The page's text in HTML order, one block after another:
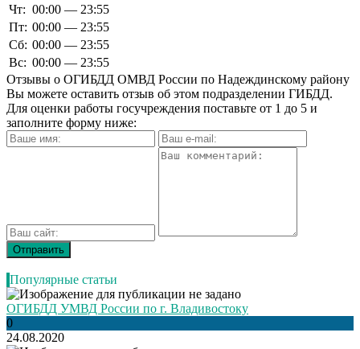
Чт: 00:00 — 23:55
Пт: 00:00 — 23:55
Сб: 00:00 — 23:55
Вс: 00:00 — 23:55
Отзывы о ОГИБДД ОМВД России по Надеждинскому району
Вы можете оставить отзыв об этом подразделении ГИБДД.
Для оценки работы госучреждения поставьте от 1 до 5 и
заполните форму ниже:
Популярные статьи
ОГИБДД УМВД России по г. Владивостоку
0
24.08.2020